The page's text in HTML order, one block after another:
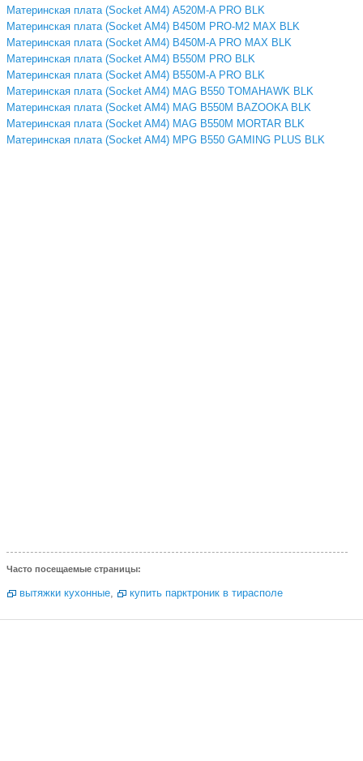
Материнская плата (Socket AM4) A520M-A PRO BLK
Материнская плата (Socket AM4) B450M PRO-M2 MAX BLK
Материнская плата (Socket AM4) B450M-A PRO MAX BLK
Материнская плата (Socket AM4) B550M PRO BLK
Материнская плата (Socket AM4) B550M-A PRO BLK
Материнская плата (Socket AM4) MAG B550 TOMAHAWK BLK
Материнская плата (Socket AM4) MAG B550M BAZOOKA BLK
Материнская плата (Socket AM4) MAG B550M MORTAR BLK
Материнская плата (Socket AM4) MPG B550 GAMING PLUS BLK
Часто посещаемые страницы:
вытяжки кухонные, купить парктроник в тирасполе